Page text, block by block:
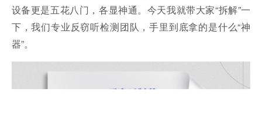
设备更是五花八门，各显神通。今天我就带大家“拆解”一
下，我们专业反窃听检测团队，手里到底拿的是什么“神
器”。